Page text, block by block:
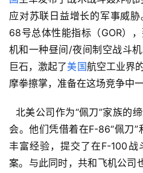
应对苏联日益增长的军事威
68号总体性能指标（GOR）
机和一种昼间/夜间制空战斗
巨石，激起了美国航空工业界
摩拳擦掌，准备在这场竞争中一
北美公司作为“佩刀”家族的
会。他们凭借着在F-86“佩刀”
丰富经验，提交了在F-100战
案。与此同时，共和飞机公司